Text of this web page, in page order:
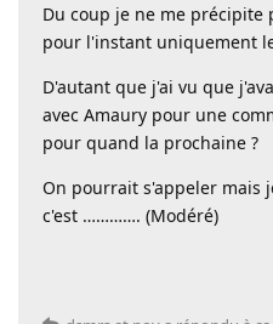
Du coup je ne me précipite
pour l'instant uniquement
D'autant que j'ai vu que
avec Amaury pour une
pour quand la prochaine ?
On pourrait s'appeler mais
c'est …………. (Modéré)